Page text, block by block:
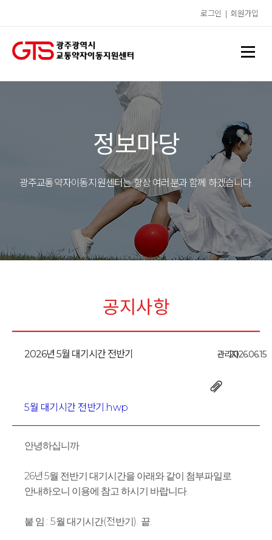
로그인 | 회원가입
정보마당
광주교통약자이동지원센터는 항상 여러분과 함께 하겠습니다.
공지사항
2026년 5월 대기시간 전반기 관리자2026.06.15
5월 대기시간 전반기.hwp
안녕하십니까
26년 5월 전반기 대기시간을 아래와 같이 첨부파일로
안내하오니 이용에 참고 하시기 바랍니다.
붙 임 : 5월 대기시간(전반기 ). 끝.